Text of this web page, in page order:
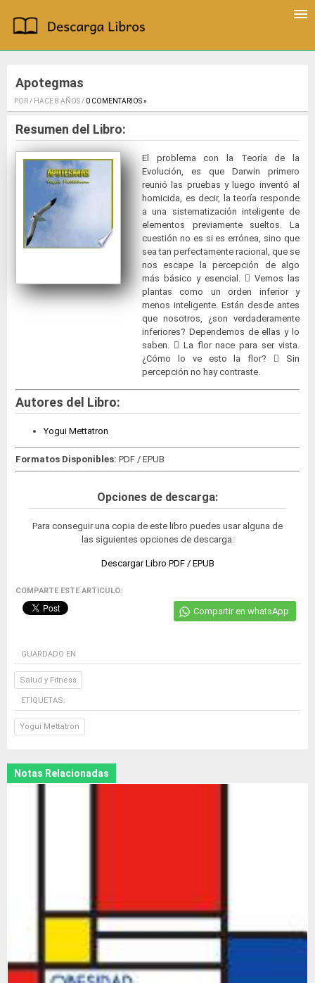
Apotegmas
POR / HACE 8 AÑOS / 0 COMENTARIOS ».
Resumen del Libro:
El problema con la Teoría de la
Evolución, es que Darwin primero
reunió las pruebas y luego inventó al
homicida, es decir, la teoría responde
a una sistematización inteligente de
elementos previamente sueltos. La
cuestión no es si es errónea, sino que
sea tan perfectamente racional, que se
nos escape la percepción de algo
más básico y esencial.  Vemos las
plantas como un orden inferior y
menos inteligente. Están desde antes
que nosotros, ¿son verdaderamente
inferiores? Dependemos de ellas y lo
saben.  La flor nace para ser vista.
¿Cómo lo ve esto la flor?  Sin
percepción no hay contraste.
Autores del Libro:
Yogui Mettatron
Formatos Disponibles: PDF / EPUB
Opciones de descarga:
Para conseguir una copia de este libro puedes usar alguna de
las siguientes opciones de descarga:
Descargar Libro PDF / EPUB
COMPARTE ESTE ARTICULO:
Compartir en whatsApp
GUARDADO EN
Salud y Fitness
ETIQUETAS:
Yogui Mettatron
Notas Relacionadas